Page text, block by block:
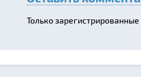
Только